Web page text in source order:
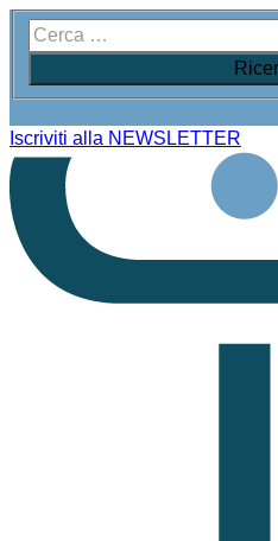
Iscriviti alla NEWSLETTER